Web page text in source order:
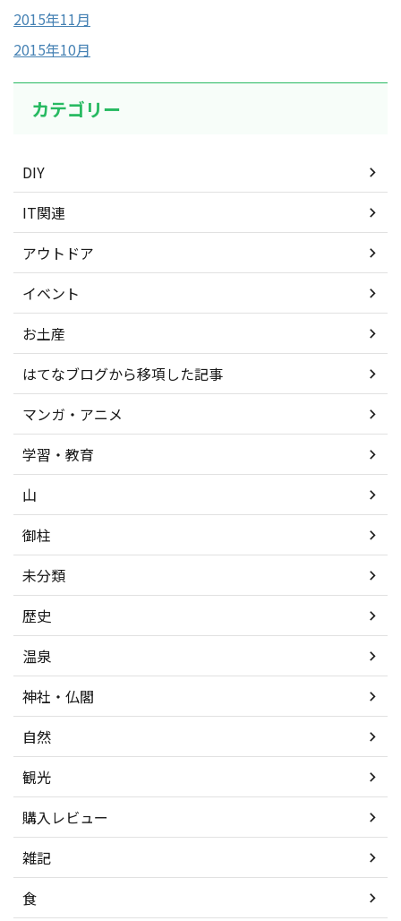
2015年11月
2015年10月
カテゴリー
DIY
IT関連
アウトドア
イベント
お土産
はてなブログから移項した記事
マンガ・アニメ
学習・教育
山
御柱
未分類
歴史
温泉
神社・仏閣
自然
観光
購入レビュー
雑記
食